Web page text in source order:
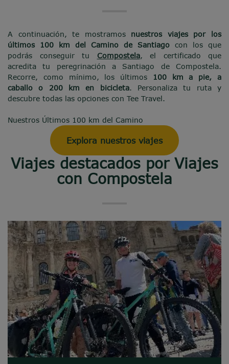
A continuación, te mostramos nuestros viajes por los
últimos 100 km del Camino de Santiago con los que
podrás
conseguir tu Compostela, el certificado que
acredita tu peregrinación a Santiago de Compostela.
Recorre, como mínimo, los últimos
100 km a pie, a
caballo o 200 km en bicicleta. Personaliza tu ruta y
descubre todas las opciones con Tee Travel.
Nuestros Últimos 100 km del Camino
Explora nuestros viajes
Viajes destacados por Viajes
con Compostela